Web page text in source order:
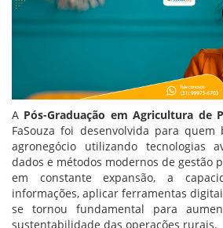
A Pós-Graduação em Agricultura de
FaSouza foi desenvolvida para
agronegócio utilizando tecnologias
dados e métodos modernos de gestão
em constante expansão, a
informações, aplicar ferramentas
se tornou fundamental para
sustentabilidade das operações rurais.